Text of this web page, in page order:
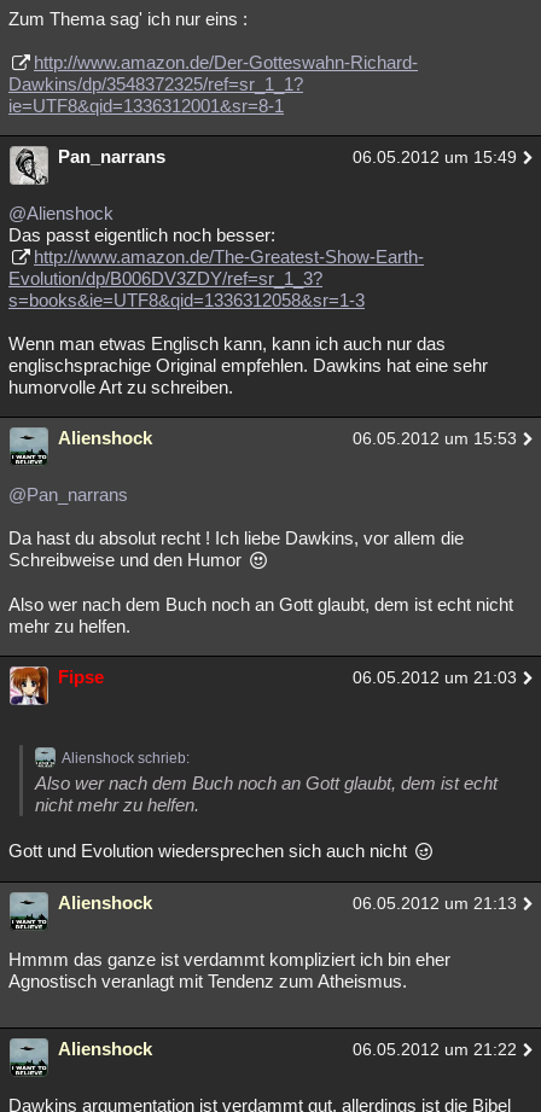
Zum Thema sag' ich nur eins :
http://www.amazon.de/Der-Gotteswahn-Richard-
Dawkins/dp/3548372325/ref=sr_1_1?
ie=UTF8&qid=1336312001&sr=8-1
Pan_narrans 06.05.2012 um 15:49
@Alienshock
Das passt eigentlich noch besser:
http://www.amazon.de/The-Greatest-Show-Earth-
Evolution/dp/B006DV3ZDY/ref=sr_1_3?
s=books&ie=UTF8&qid=1336312058&sr=1-3
Wenn man etwas Englisch kann, kann ich auch nur das
englischsprachige Original empfehlen. Dawkins hat eine sehr
humorvolle Art zu schreiben.
Alienshock 06.05.2012 um 15:53
@Pan_narrans
Da hast du absolut recht ! Ich liebe Dawkins, vor allem die
Schreibweise und den Humor
Also wer nach dem Buch noch an Gott glaubt, dem ist echt nicht
mehr zu helfen.
Fipse 06.05.2012 um 21:03
Alienshock schrieb:
Also wer nach dem Buch noch an Gott glaubt, dem ist echt
nicht mehr zu helfen.
Gott und Evolution wiedersprechen sich auch nicht
Alienshock 06.05.2012 um 21:13
Hmmm das ganze ist verdammt kompliziert ich bin eher
Agnostisch veranlagt mit Tendenz zum Atheismus.
Alienshock 06.05.2012 um 21:22
Dawkins argumentation ist verdammt gut, allerdings ist die Bibel